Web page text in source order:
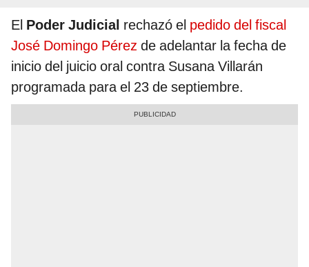
El Poder Judicial rechazó el pedido del fiscal
José Domingo Pérez de adelantar la fecha de
inicio del juicio oral contra Susana Villarán
programada para el 23 de septiembre.